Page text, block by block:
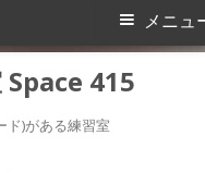
415
ド)がある練習室
メニュ